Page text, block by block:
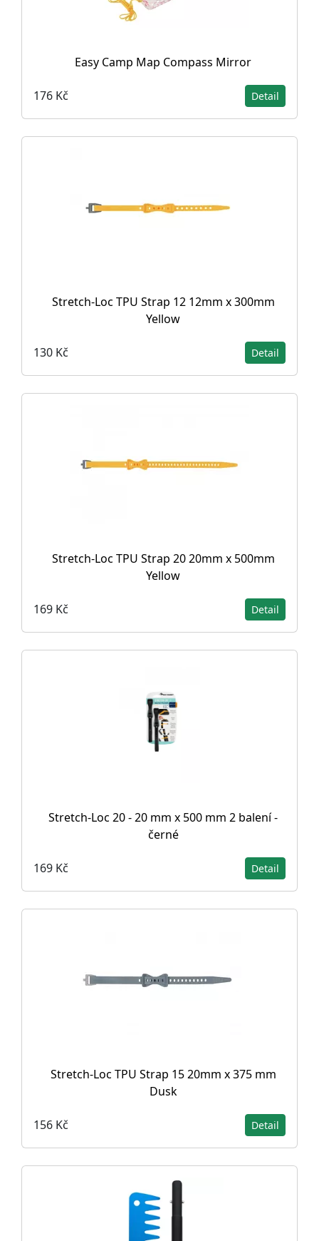
Easy Camp Map Compass Mirror
176 Kč Detail
Stretch-Loc TPU Strap 12 12mm x 300mm
Yellow
130 Kč Detail
Stretch-Loc TPU Strap 20 20mm x 500mm
Yellow
169 Kč Detail
Stretch-Loc 20 - 20 mm x 500 mm 2 balení -
černé
169 Kč Detail
Stretch-Loc TPU Strap 15 20mm x 375 mm
Dusk
156 Kč Detail